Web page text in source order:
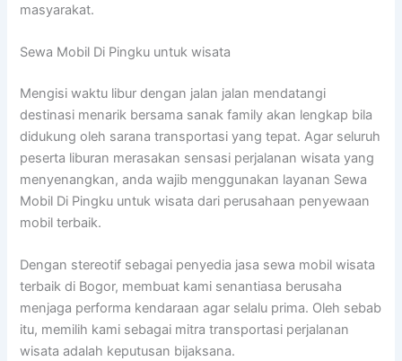
masyarakat.
Sewa Mobil Di Pingku untuk wisata
Mengisi waktu libur dengan jalan jalan mendatangi
destinasi menarik bersama sanak family akan lengkap bila
didukung oleh sarana transportasi yang tepat. Agar seluruh
peserta liburan merasakan sensasi perjalanan wisata yang
menyenangkan, anda wajib menggunakan layanan Sewa
Mobil Di Pingku untuk wisata dari perusahaan penyewaan
mobil terbaik.
Dengan stereotif sebagai penyedia jasa sewa mobil wisata
terbaik di Bogor, membuat kami senantiasa berusaha
menjaga performa kendaraan agar selalu prima. Oleh sebab
itu, memilih kami sebagai mitra transportasi perjalanan
wisata adalah keputusan bijaksana.